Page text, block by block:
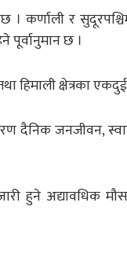
र
छ ।
हिमाली क्षेत्रका
दैनिक जनजीवन,
हुने अद्यावधिक